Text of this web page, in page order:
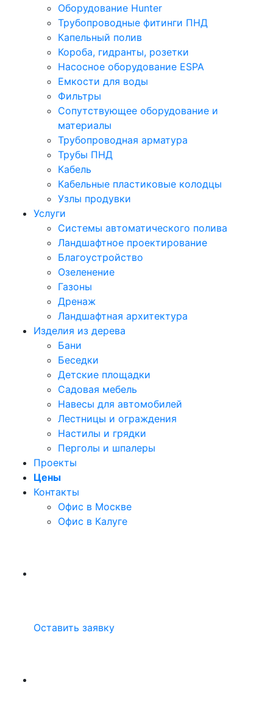
Оборудование Hunter
Трубопроводные фитинги ПНД
Капельный полив
Короба, гидранты, розетки
Насосное оборудование ESPA
Емкости для воды
Фильтры
Сопутствующее оборудование и
материалы
Трубопроводная арматура
Трубы ПНД
Кабель
Кабельные пластиковые колодцы
Узлы продувки
Услуги
Системы автоматического полива
Ландшафтное проектирование
Благоустройство
Озеленение
Газоны
Дренаж
Ландшафтная архитектура
Изделия из дерева
Бани
Беседки
Детские площадки
Садовая мебель
Навесы для автомобилей
Лестницы и ограждения
Настилы и грядки
Перголы и шпалеры
Проекты
Цены
Контакты
Офис в Москве
Офис в Калуге
Оставить заявку